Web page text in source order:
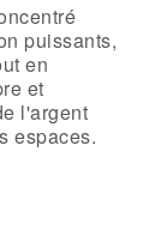
puissants,
en
et
l'argent
espaces.